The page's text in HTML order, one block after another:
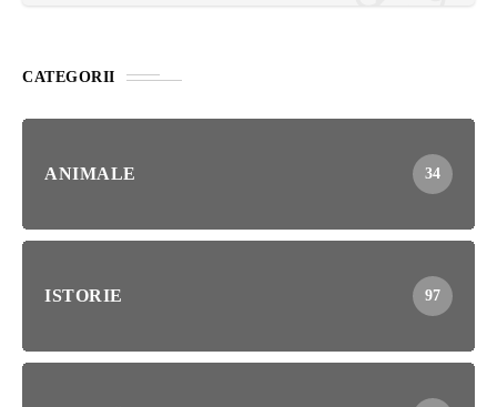
CATEGORII
ANIMALE 34
ISTORIE 97